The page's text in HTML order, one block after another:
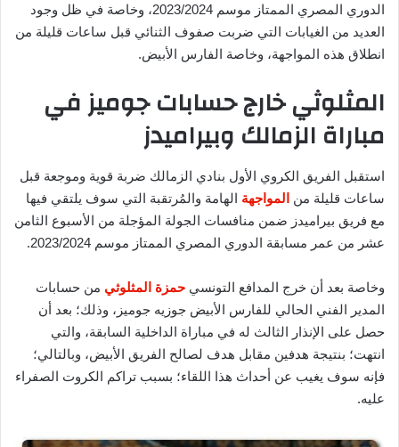
الدوري المصري الممتاز موسم 2023/2024، وخاصة في ظل وجود
العديد من الغيابات التي ضربت صفوف الثنائي قبل ساعات قليلة من
انطلاق هذه المواجهة، وخاصة الفارس الأبيض.
المثلوثي خارج حسابات جوميز في
مباراة الزمالك وبيراميدز
استقبل الفريق الكروي الأول بنادي الزمالك ضربة قوية وموجعة قبل
ساعات قليلة من المواجهة الهامة والمُرتقبة التي سوف يلتقي فيها
مع فريق بيراميدز ضمن منافسات الجولة المؤجلة من الأسبوع الثامن
عشر من عمر مسابقة الدوري المصري الممتاز موسم 2023/2024.
وخاصة بعد أن خرج المدافع التونسي حمزة المثلوثي من حسابات
المدير الفني الحالي للفارس الأبيض جوزيه جوميز، وذلك؛ بعد أن
حصل على الإنذار الثالث له في مباراة الداخلية السابقة، والتي
انتهت؛ بنتيجة هدفين مقابل هدف لصالح الفريق الأبيض، وبالتالي؛
فإنه سوف يغيب عن أحداث هذا اللقاء؛ بسبب تراكم الكروت الصفراء
عليه.